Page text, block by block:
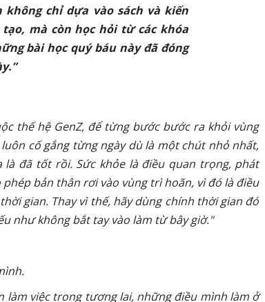
chỉ dựa vào sách và kiến
mà còn học hỏi từ các khóa
bài học quý báu này đã đóng
thế hệ GenZ, để từng bước bước ra khỏi vùng
cố gắng từng ngày dù là một chút nhỏ nhất,
đã tốt rồi. Sức khỏe là điều quan trọng, phát
bản thân rơi vào vùng trì hoãn, vì đó là điều
gian. Thay vì thế, hãy dùng chính thời gian đó
như không bắt tay vào làm từ bây giờ."
làm việc trong tương lai, những điều mình làm ở